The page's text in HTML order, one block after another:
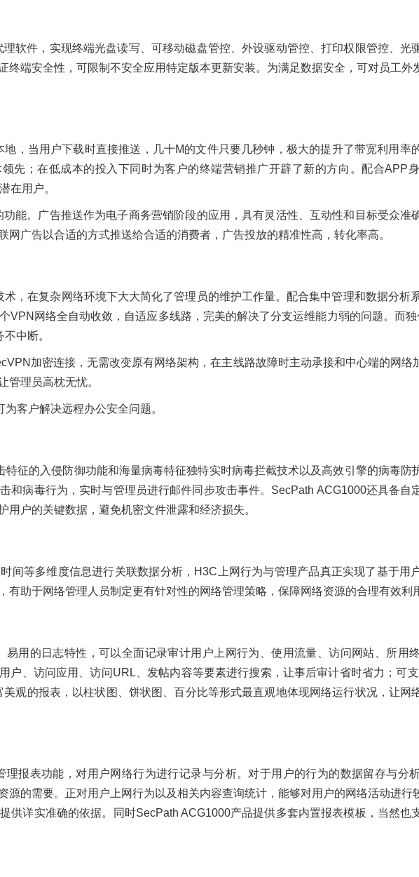
软件，实现终端光盘读写、可移动磁盘管控、外设驱动管控、打印权限管控、光
终端安全性，可限制不安全应用特定版本更新安装。为满足数据安全，可对员工外
，当用户下载时直接推送，几十M的文件只要几秒钟，极大的提升了带宽利用率
先；在低成本的投入下同时为客户的终端营销推广开辟了新的方向。配合APP
在用户。
能。广告推送作为电子商务营销阶段的应用，具有灵活性、互动性和目标受众准
广告以合适的方式推送给合适的消费者，广告投放的精准性高，转化率高。
，在复杂网络环境下大大简化了管理员的维护工作量。配合集中管理和数据分析
VPN网络全自动收敛，自适应多线路，完美的解决了分支运维能力弱的问题。而
中断。
加密连接，无需改变原有网络架构，在主线路故障时主动承接和中心端的网络
管理员高枕无忧。
客户解决远程办公安全问题。
征的入侵防御功能和海量病毒特征独特实时病毒拦截技术以及高效引擎的病毒防
和病毒行为，实时与管理员进行邮件同步攻击事件。SecPath ACG1000还具备自
户的关键数据，避免机密文件泄露和经济损失。
间等多维度信息进行关联数据分析，H3C上网行为与管理产品真正实现了基于用
助于网络管理人员制定更有针对性的网络管理策略，保障网络资源的合理有效利
易用的日志特性，可以全面记录审计用户上网行为、使用流量、访问网站、所用
户、访问应用、访问URL、发帖内容等要素进行搜索，让事后审计省时省力；可
观的报表，以柱状图、饼状图、百分比等形式最直观地体现网络运行状况，让网
理报表功能，对用户网络行为进行记录与分析。对于用户的行为的数据留存与分
源的需要。正对用户上网行为以及相关内容查询统计，能够对用户的网络活动进行
供详实准确的依据。同时SecPath ACG1000产品提供多套内置报表模板，当然也